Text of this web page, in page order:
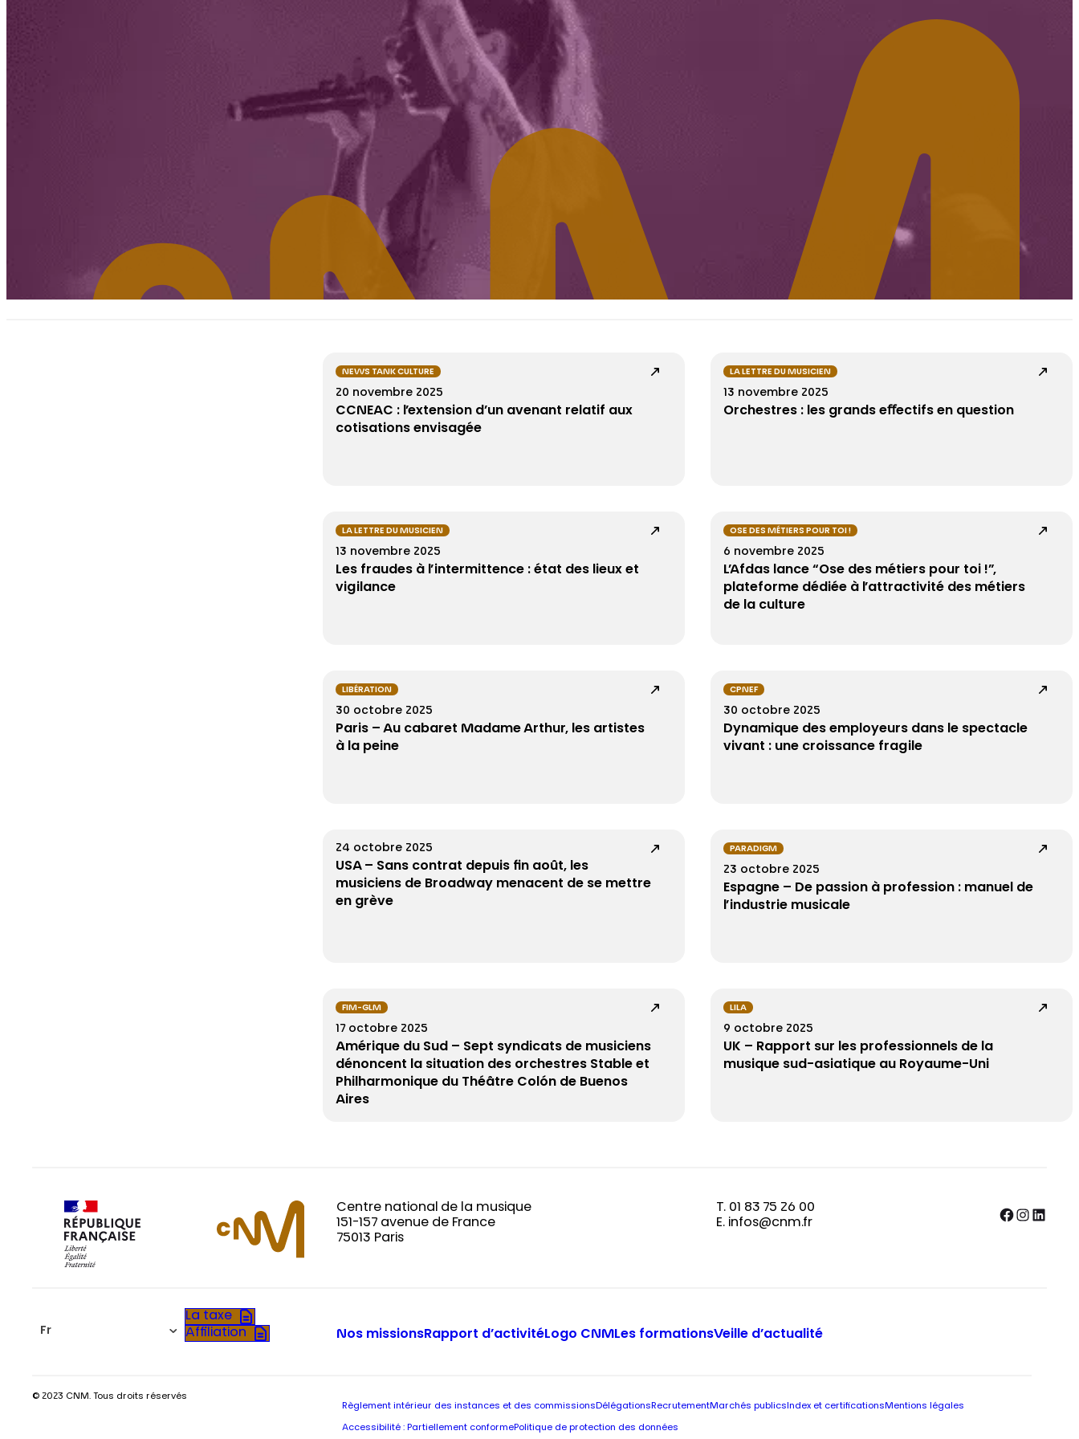
NEWS TANK CULTURE
20 novembre 2025
CCNEAC : l’extension d’un avenant relatif aux
cotisations envisagée
LA LETTRE DU MUSICIEN
13 novembre 2025
Orchestres : les grands eﬀectifs en question
LA LETTRE DU MUSICIEN
13 novembre 2025
Les fraudes à l’intermittence : état des lieux et
vigilance
OSE DES MÉTIERS POUR TOI !
6 novembre 2025
L’Afdas lance “Ose des métiers pour toi !”,
plateforme dédiée à l’attractivité des métiers
de la culture
LIBÉRATION
30 octobre 2025
Paris – Au cabaret Madame Arthur, les artistes
à la peine
CPNEF
30 octobre 2025
Dynamique des employeurs dans le spectacle
vivant : une croissance fragile
24 octobre 2025
USA – Sans contrat depuis fin août, les
musiciens de Broadway menacent de se mettre
en grève
PARADIGM
23 octobre 2025
Espagne – De passion à profession : manuel de
l’industrie musicale
FIM-GLM
17 octobre 2025
Amérique du Sud – Sept syndicats de musiciens
dénoncent la situation des orchestres Stable et
Philharmonique du Théâtre Colón de Buenos
Aires
LILA
9 octobre 2025
UK – Rapport sur les professionnels de la
musique sud-asiatique au Royaume-Uni
Centre national de la musique
151-157 avenue de France
75013 Paris
T. 01 83 75 26 00
E. infos@cnm.fr
Facebook InstagramLinkedIn
Fr
La taxe
Affiliation
Nos missionsRapport d’activitéLogo CNMLes formationsVeille d’actualité
© 2023 CNM. Tous droits réservés
Règlement intérieur des instances et des commissions Délégations RecrutementMarchés publics Index et certifications Mentions légales
Accessibilité : Partiellement conformePolitique de protection des données